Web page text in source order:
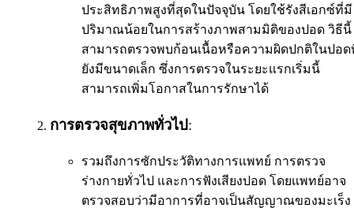
ประสิทธิภาพสูงที่สุดในปัจจุบัน โดยใช้รังสีเอกซ์ที่มี
ปริมาณน้อยในการสร้างภาพสามมิติของปอด วิธีนี้
สามารถตรวจพบก้อนเนื้อหรือความผิดปกติในปอด
ยังมีขนาดเล็ก ซึ่งการตรวจในระยะแรกเริ่มนี้
สามารถเพิ่มโอกาสในการรักษาได้
การตรวจสุขภาพทั่วไป:
รวมถึงการซักประวัติทางการแพทย์ การตรวจ
ร่างกายทั่วไป และการฟังเสียงปอด โดยแพทย์อาจ
ตรวจสอบว่ามีอาการที่อาจเป็นสัญญาณของมะเร็ง